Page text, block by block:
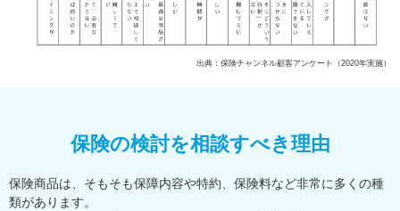
出典：保険チャンネル顧客アンケート（2020年実施）
保険の検討を相談すべき理由
保険商品は、そもそも保障内容や特約、保険料など非常に多くの種
類があります。